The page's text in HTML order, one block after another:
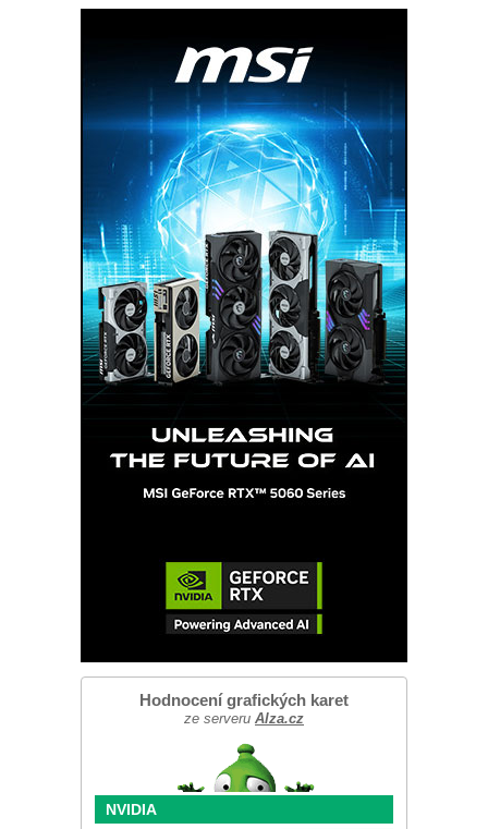
Hodnocení grafických karet
ze serveru Alza.cz
NVIDIA